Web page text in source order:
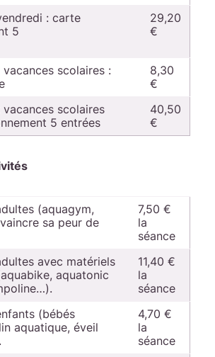
: carte
5
29,20
€
vacances scolaires :
8,30
€
vacances scolaires
5 entrées
40,50
€
(aquagym,
sa peur de
7,50 €
la
séance
avec matériels
aquatonic
11,40 €
la
séance
(bébés
aquatique, éveil
4,70 €
la
séance